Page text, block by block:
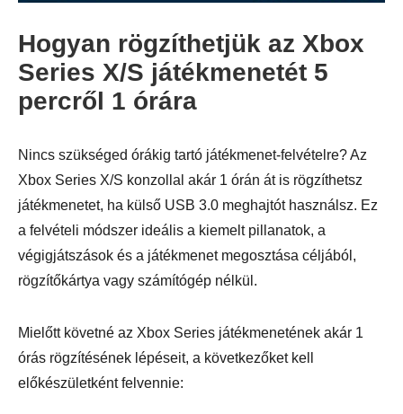
Hogyan rögzíthetjük az Xbox
Series X/S játékmenetét 5
percről 1 órára
Nincs szükséged órákig tartó játékmenet-felvételre? Az
Xbox Series X/S konzollal akár 1 órán át is rögzíthetsz
játékmenetet, ha külső USB 3.0 meghajtót használsz. Ez
a felvételi módszer ideális a kiemelt pillanatok, a
végigjátszások és a játékmenet megosztása céljából,
rögzítőkártya vagy számítógép nélkül.
Mielőtt követné az Xbox Series játékmenetének akár 1
órás rögzítésének lépéseit, a következőket kell
előkészületként felvennie: